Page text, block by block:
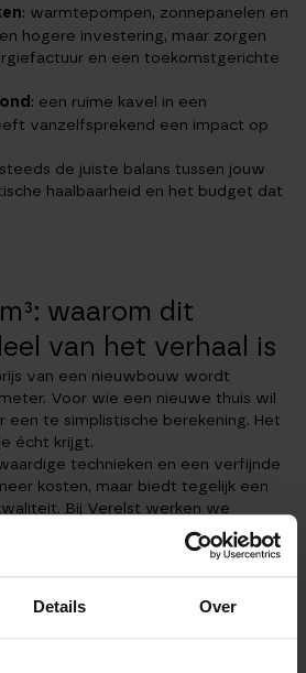
Details Over
: warmtepompen, zonnepanelen en
hogere investering, maar zorgen
en een toekomstgerichte
: een ruime kavel in een
vanzelfsprekend een impact op
de juiste balans tussen jouw
haalbaarheid en het budget dat
waarom dit
van het verhaal is
van een nieuwbouw wordt
Voor wie een nieuwe thuis wil
een te simplistische berekening. Het
écht krijgt.
technieken en een verfijnde
kosten, maar biedt tegelijk een
Bij Verelst werken we
schattingen, maar met een
op maat van jouw project. Zo
woning zal kosten, van de